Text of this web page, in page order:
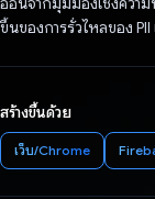
ขึ้นของการรั่วไหลของ
สร้างขึ้นด้วย
เว็บ/Chrome